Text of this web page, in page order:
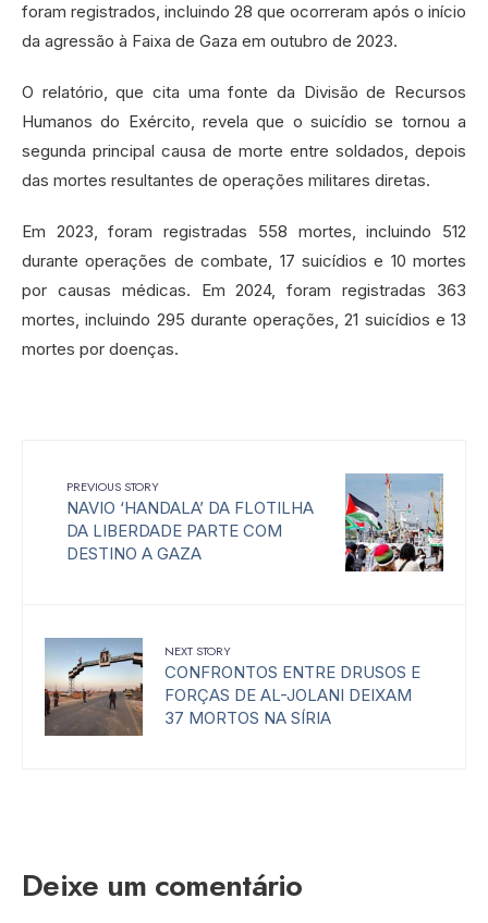
foram registrados, incluindo 28 que ocorreram após o início
da agressão à Faixa de Gaza em outubro de 2023.
O relatório, que cita uma fonte da Divisão de Recursos
Humanos do Exército, revela que o suicídio se tornou a
segunda principal causa de morte entre soldados, depois
das mortes resultantes de operações militares diretas.
Em 2023, foram registradas 558 mortes, incluindo 512
durante operações de combate, 17 suicídios e 10 mortes
por causas médicas. Em 2024, foram registradas 363
mortes, incluindo 295 durante operações, 21 suicídios e 13
mortes por doenças.
PREVIOUS STORY
NAVIO ‘HANDALA’ DA FLOTILHA
DA LIBERDADE PARTE COM
DESTINO A GAZA
NEXT STORY
CONFRONTOS ENTRE DRUSOS E
FORÇAS DE AL-JOLANI DEIXAM
37 MORTOS NA SÍRIA
Deixe um comentário